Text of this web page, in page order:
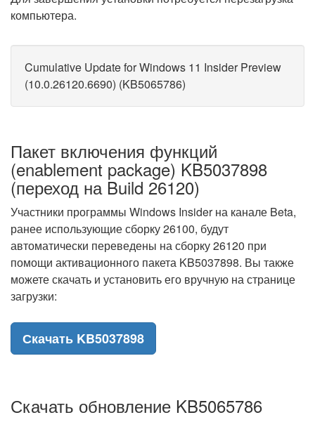
компьютера.
Cumulative Update for Windows 11 Insider Preview
(10.0.26120.6690) (KB5065786)
Пакет включения функций
(enablement package) KB5037898
(переход на Build 26120)
Участники программы Windows Insider на канале Beta,
ранее использующие сборку 26100, будут
автоматически переведены на сборку 26120 при
помощи активационного пакета KB5037898. Вы также
можете скачать и установить его вручную на странице
загрузки:
Скачать KB5037898
Скачать обновление KB5065786